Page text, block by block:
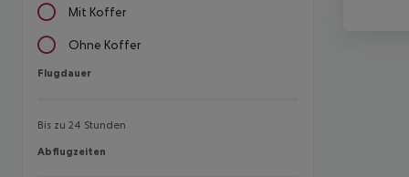
Mit Koffer
Ohne Koffer
Flugdauer
Flugdauer
Bis zu 24 Stunden
Abflugzeiten
Abflugzeiten